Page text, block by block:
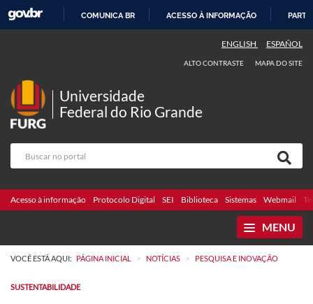
COMUNICA BR ACESSO À INFORMAÇÃO
ENGLISH ESPAÑOL
ALTO CONTRASTE MAPA DO SITE
Universidade
Federal do Rio Grande
Acesso à informação Protocolo Digital SEI Biblioteca Sistemas Webmail
MENU
VOCÊ ESTÁ AQUI: PÁGINA INICIAL > NOTÍCIAS > PESQUISA E INOVAÇÃO
SUSTENTABILIDADE